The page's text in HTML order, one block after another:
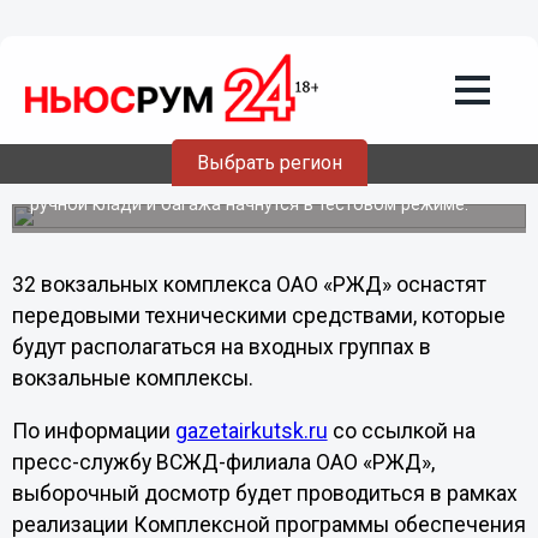
Выбрать регион
С 1 апреля в Нижнем Новгороде
вводится экспериментальный досмотр
пассажиров поездов
Мероприятия по выборочному досмотру пассажиров, их
ручной клади и багажа начнутся в тестовом режиме.
32 вокзальных комплекса ОАО «РЖД» оснастят
передовыми техническими средствами, которые
будут располагаться на входных группах в
вокзальные комплексы.
По информации gazetairkutsk.ru со ссылкой на
пресс-службу ВСЖД-филиала ОАО «РЖД»,
выборочный досмотр будет проводиться в рамках
реализации Комплексной программы обеспечения